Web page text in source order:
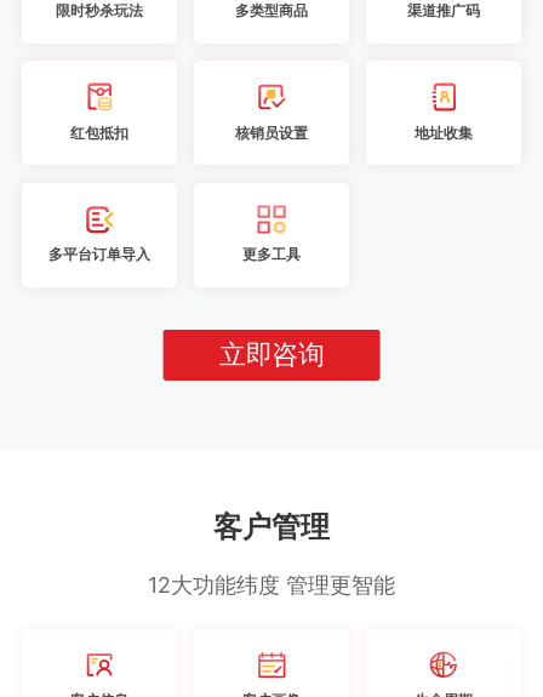
限时秒杀玩法 多类型商品 渠道推广码
红包抵扣 核销员设置 地址收集
多平台订单导入 更多工具
立即咨询
客户管理
12大功能纬度 管理更智能